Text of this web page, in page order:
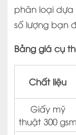
phân loại dựa
số lượng bạn
Bảng giá cụ
Chất liệu
Giấy mỹ
thuật 300 gsm